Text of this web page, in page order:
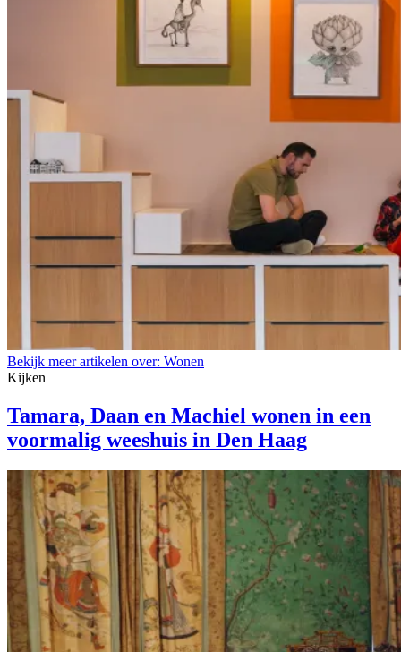
Bekijk meer artikelen over: Wonen
Kijken
Tamara, Daan en Machiel wonen in een
voormalig weeshuis in Den Haag